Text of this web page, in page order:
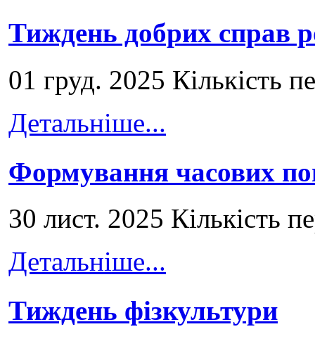
Тиждень добрих справ
01 груд. 2025 Кількість
Детальніше...
Формування часових
30 лист. 2025 Кількість
Детальніше...
Тиждень фізкультури